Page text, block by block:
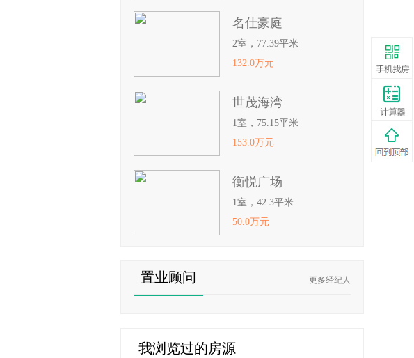
名仕豪庭
2室，77.39平米
132.0万元
世茂海湾
1室，75.15平米
153.0万元
衡悦广场
1室，42.3平米
50.0万元
置业顾问 更多经纪人
我浏览过的房源